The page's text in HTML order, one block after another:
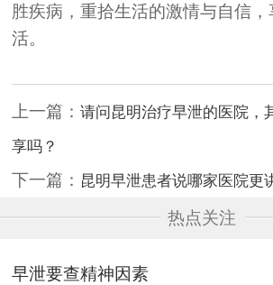
胜疾病，重拾生活的激情与自信
活。
上一篇：请问昆明治疗早泄的医院，
享吗？
下一篇： 昆明早泄患者说哪家医院更
热点关注
早泄要查精神因素